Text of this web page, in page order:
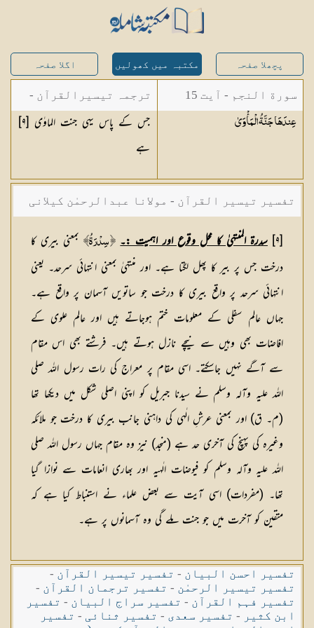
پچھلا صفحہ مکتبہ میں کھولیں اگلا صفحہ
سورة النجم - آیت 15
عِندَهَا جَنَّةُالْمَأْوَىٰ
ترجمہ تیسیرالقرآن -
مولانا عبد الرحمن
کیلانی
جس کے پاس یہی جنت الماوٰی [٩]
ہے
تفسیر تیسیر القرآن - مولانا عبدالرحمٰن کیلانی
[٩] سدرۃ المنتہیٰ کا محل وقوع اور اہمیت :۔ ﴿ سِدْرَۃُ﴾بمعنی بیری کا
درخت جس پر بیر کا پھل لگتا ہے۔ اور منتہیٰ بمعنی انتہائی سرحد۔ یعنی
انتہائی سرحد پر واقع بیری کا درخت جو ساتویں آسمان پر واقع ہے۔
جہاں عالم سفلی کے معلومات ختم ہوجاتے ہیں اور عالم علوی کے
افاضات بھی وہیں سے نیچے نازل ہوتے ہیں۔ فرشتے بھی اس مقام
سے آگے نہیں جاسکتے۔ اسی مقام پر معراج کی رات رسول اللہ صلی
اللہ علیہ وآلہ وسلم نے سیدنا جبریل کو اپنی اصلی شکل میں دیکھا تھا
(م۔ ق) اور بمعنی عرشِ الٰہی کی داہنی جانب بیری کا درخت جو ملائکہ
وغیرہ کی پہنچ کی آخری حد ہے (منجد) نیز وہ مقام جہاں رسول اللہ صلی
اللہ علیہ وآلہ وسلم کو فیوضات الٰہیہ اور بھاری انعامات سے نوازا گیا
تھا۔ (مفردات) اسی آیت سے بعض علماء نے استنباط کیا ہے کہ
متقین کو آخرت میں جو جنت ملے گی وہ آسمانوں پر ہے۔
تفسیر احسن البیان - تفسیر تیسیر القرآن -
تفسیر تیسیر الرحمٰن - تفسیر ترجمان القرآن -
تفسیر فہم القرآن - تفسیر سراج البیان - تفسیر
ابن کثیر - تفسیر سعدی - تفسیر ثنائی - تفسیر